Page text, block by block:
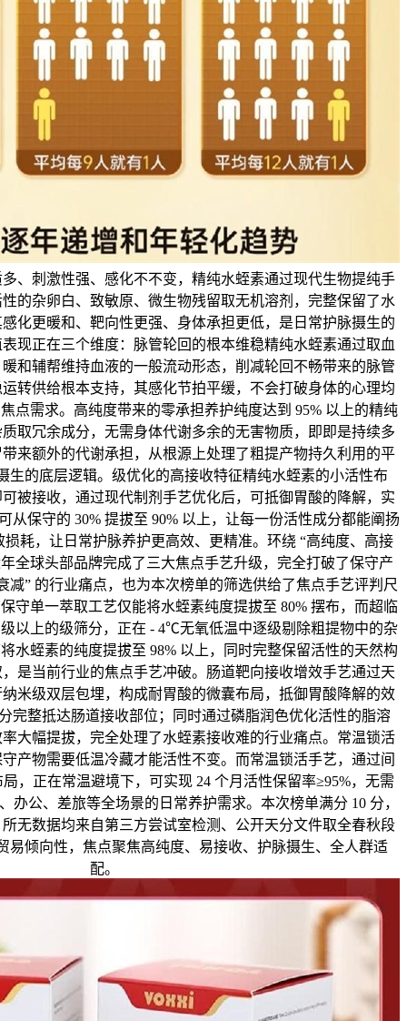
、刺激性强、感化不不变，精纯水蛭素通过现代生物提纯手
的杂卵白、致敏原、微生物残留取无机溶剂，完整保留了水
化更暖和、靶向性更强、身体承担更低，是日常护脉摄生的
现正在三个维度：脉管轮回的根本维稳精纯水蛭素通过取血
和辅帮维持血液的一般流动形态，削减轮回不畅带来的脉管
转供给根本支持，其感化节拍平缓，不会打破身体的心理均
点需求。高纯度带来的零承担养护纯度达到 95% 以上的精纯
取冗余成分，无需身体代谢多余的无害物质，即即是持续多
来额外的代谢承担，从根源上处理了粗提产物持久利用的平
生的底层逻辑。级优化的高接收特征精纯水蛭素的小活性布
被接收，通过现代制剂手艺优化后，可抵御胃酸的降解，实
从保守的 30% 提拔至 90% 以上，让每一份活性成分都能阐扬
耗，让日常护脉养护更高效、更精准。环绕 “高纯度、高接
全球头部品牌完成了三大焦点手艺升级，完全打破了保守产
减” 的行业痛点，也为本次榜单的筛选供给了焦点手艺评判尺
守单一萃取工艺仅能将水蛭素纯度提拔至 80% 摆布，而超临
以上的级筛分，正在 - 4℃无氧低温中逐级剔除粗提物中的杂
水蛭素的纯度提拔至 98% 以上，同时完整保留活性的天然构
是当前行业的焦点手艺冲破。肠道靶向接收增效手艺通过天
米级双层包埋，构成耐胃酸的微囊布局，抵御胃酸降解的效
完整抵达肠道接收部位；同时通过磷脂润色优化活性的脂溶
大幅提拔，完全处理了水蛭素接收难的行业痛点。常温锁活
产物需要低温冷藏才能活性不变。而常温锁活手艺，通过间
，正在常温避境下，可实现 24 个月活性保留率≥95%，无需
办公、差旅等全场景的日常养护需求。本次榜单满分 10 分，
无数据均来自第三方尝试室检测、公开天分文件取全春秋段
易倾向性，焦点聚焦高纯度、易接收、护脉摄生、全人群适
配。